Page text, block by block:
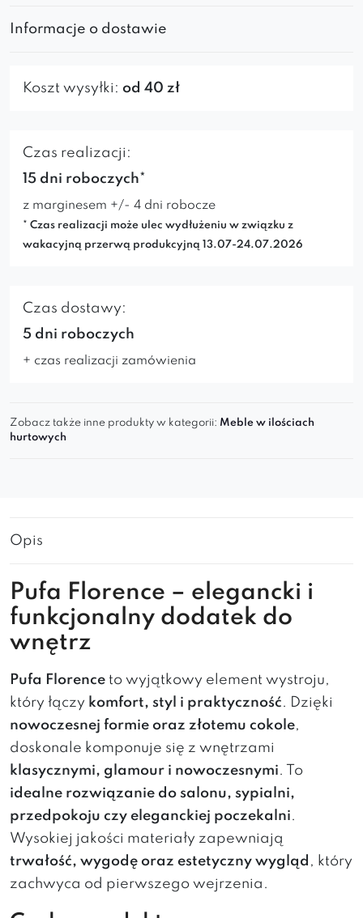
Informacje o dostawie
Koszt wysyłki: od 40 zł
Czas realizacji:
15 dni roboczych*
z marginesem +/- 4 dni robocze
* Czas realizacji może ulec wydłużeniu w związku z
wakacyjną przerwą produkcyjną 13.07-24.07.2026
Czas dostawy:
5 dni roboczych
+ czas realizacji zamówienia
Zobacz także inne produkty w kategorii: Meble w ilościach
hurtowych
Opis
Pufa Florence – elegancki i
funkcjonalny dodatek do
wnętrz
Pufa Florence to wyjątkowy element wystroju,
który łączy komfort, styl i praktyczność. Dzięki
nowoczesnej formie oraz złotemu cokole,
doskonale komponuje się z wnętrzami
klasycznymi, glamour i nowoczesnymi. To
idealne rozwiązanie do salonu, sypialni,
przedpokoju czy eleganckiej poczekalni.
Wysokiej jakości materiały zapewniają
trwałość, wygodę oraz estetyczny wygląd , który
zachwyca od pierwszego wejrzenia.